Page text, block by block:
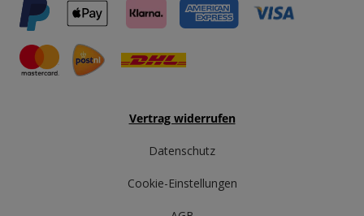
Vertrag widerrufen
Datenschutz
Cookie-Einstellungen